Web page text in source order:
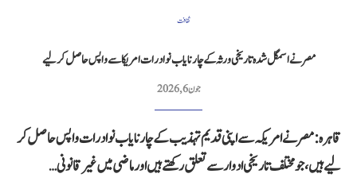
ثقافت
مصر نے اسمگل شدہ تاریخی ورثہ کے چار نایاب نوادرات امریکا سے واپس حاصل کر لیے
جون 6, 2026
قاہرہ: مصر نے امریکہ سے اپنی قدیم تہذیب کے چار نایاب نوادرات واپس حاصل کر
لیے ہیں، جو مختلف تاریخی ادوار سے تعلق رکھتے ہیں اور ماضی میں غیر قانونی…